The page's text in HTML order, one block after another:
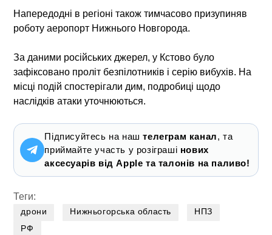
Напередодні в регіоні також тимчасово призупиняв
роботу аеропорт Нижнього Новгорода.
За даними російських джерел, у Кстово було
зафіксовано проліт безпілотників і серію вибухів. На
місці подій спостерігали дим, подробиці щодо
наслідків атаки уточнюються.
Підписуйтесь на наштелеграм канал, та
приймайте участь у розіграші нових
аксесуарів від Apple та талонів на паливо!
Теги:
дрони Нижньогорська область
НПЗ
РФ